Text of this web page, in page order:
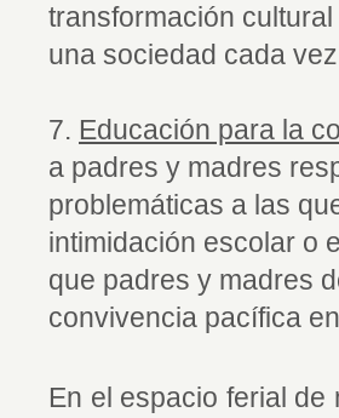
transformación
una sociedad cada
7. Educación para la
a padres y madres
problemáticas a las
intimidación escolar o
que padres y madres
convivencia pacífica
En el espacio ferial